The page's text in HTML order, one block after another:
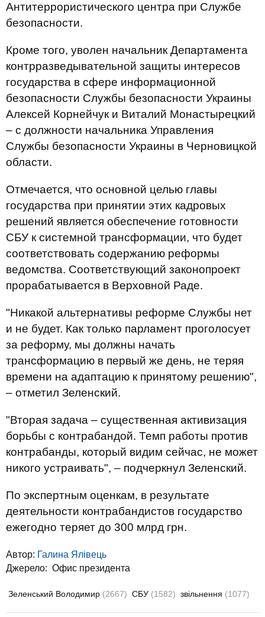
Антитеррористического центра при Службе
безопасности.
Кроме того, уволен начальник Департамента
контрразведывательной защиты интересов
государства в сфере информационной
безопасности Службы безопасности Украины
Алексей Корнейчук и Виталий Монастырецкий
– с должности начальника Управления
Службы безопасности Украины в Черновицкой
области.
Отмечается, что основной целью главы
государства при принятии этих кадровых
решений является обеспечение готовности
СБУ к системной трансформации, что будет
соответствовать содержанию реформы
ведомства. Соответствующий законопроект
прорабатывается в Верховной Раде.
"Никакой альтернативы реформе Службы нет
и не будет. Как только парламент проголосует
за реформу, мы должны начать
трансформацию в первый же день, не теряя
времени на адаптацию к принятому решению",
– отметил Зеленский.
"Вторая задача – существенная активизация
борьбы с контрабандой. Темп работы против
контрабанды, который видим сейчас, не может
никого устраивать", – подчеркнул Зеленский.
По экспертным оценкам, в результате
деятельности контрабандистов государство
ежегодно теряет до 300 млрд грн.
Автор: Галина Ялівець
Джерело: Офис президента
Зеленський Володимир (2667) СБУ (1582) звільнення (1077)